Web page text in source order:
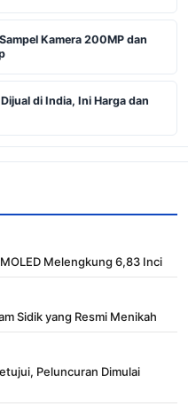
Kamera 200MP dan
di India, Ini Harga dan
Melengkung 6,83 Inci
Sidik yang Resmi Menikah
Peluncuran Dimulai